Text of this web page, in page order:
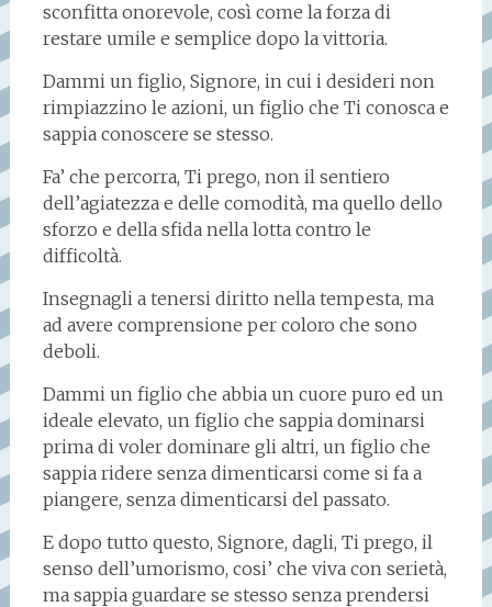
sconfitta onorevole, così come la forza di
restare umile e semplice dopo la vittoria.
Dammi un figlio, Signore, in cui i desideri non
rimpiazzino le azioni, un figlio che Ti conosca e
sappia conoscere se stesso.
Fa’ che percorra, Ti prego, non il sentiero
dell’agiatezza e delle comodità, ma quello dello
sforzo e della sfida nella lotta contro le
difficoltà.
Insegnagli a tenersi diritto nella tempesta, ma
ad avere comprensione per coloro che sono
deboli.
Dammi un figlio che abbia un cuore puro ed un
ideale elevato, un figlio che sappia dominarsi
prima di voler dominare gli altri, un figlio che
sappia ridere senza dimenticarsi come si fa a
piangere, senza dimenticarsi del passato.
E dopo tutto questo, Signore, dagli, Ti prego, il
senso dell’umorismo, cosi’ che viva con serietà,
ma sappia guardare se stesso senza prendersi